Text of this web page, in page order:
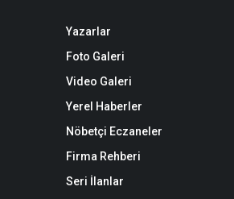
Yazarlar
Foto Galeri
Video Galeri
Yerel Haberler
Nöbetçi Eczaneler
Firma Rehberi
Seri İlanlar